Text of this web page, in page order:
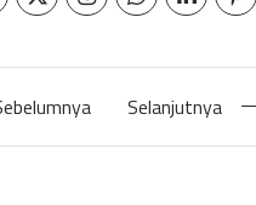
Selanjutnya